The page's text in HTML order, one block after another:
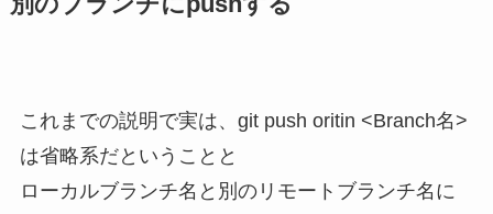
これまでの説明で実は、git push oritin <Branch名>
は省略系だということと
ローカルブランチ名と別のリモートブランチ名に